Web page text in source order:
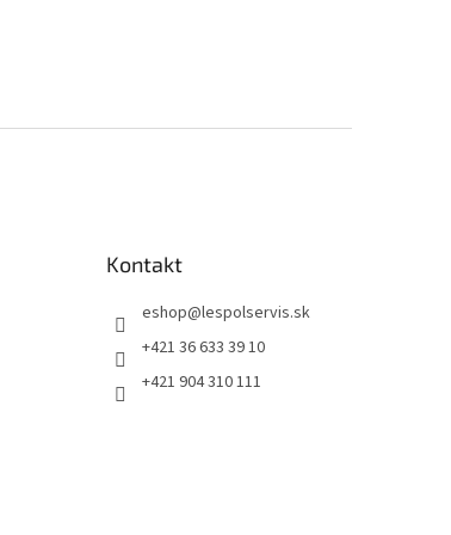
Kontakt
eshop@lespolservis.sk
+421 36 633 39 10
+421 904 310 111